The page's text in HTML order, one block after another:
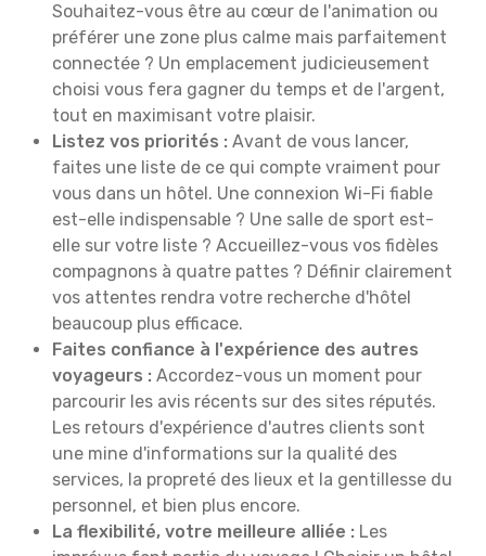
Souhaitez-vous être au cœur de l'animation ou
préférer une zone plus calme mais parfaitement
connectée ? Un emplacement judicieusement
choisi vous fera gagner du temps et de l'argent,
tout en maximisant votre plaisir.
Listez vos priorités : Avant de vous lancer,
faites une liste de ce qui compte vraiment pour
vous dans un hôtel. Une connexion Wi-Fi fiable
est-elle indispensable ? Une salle de sport est-
elle sur votre liste ? Accueillez-vous vos fidèles
compagnons à quatre pattes ? Définir clairement
vos attentes rendra votre recherche d'hôtel
beaucoup plus efficace.
Faites confiance à l'expérience des autres
voyageurs : Accordez-vous un moment pour
parcourir les avis récents sur des sites réputés.
Les retours d'expérience d'autres clients sont
une mine d'informations sur la qualité des
services, la propreté des lieux et la gentillesse du
personnel, et bien plus encore.
La flexibilité, votre meilleure alliée : Les